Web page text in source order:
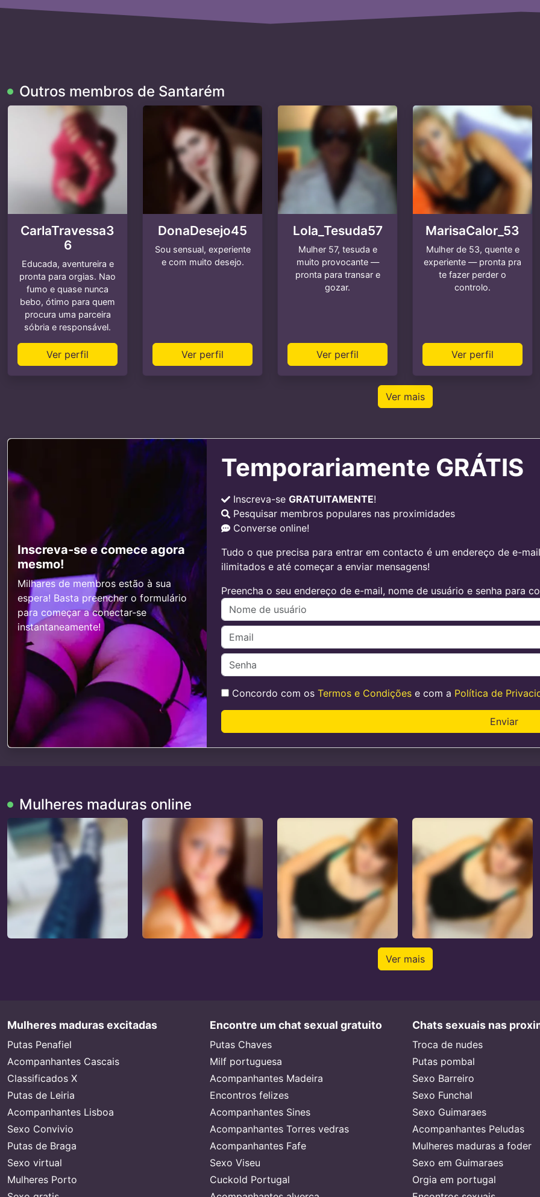
Outros membros de Santarém
CarlaTravessa3
6
Educada, aventureira e
pronta para orgias. Nao
fumo e quase nunca
bebo, ótimo para quem
procura uma parceira
sóbria e responsável.
Ver perfil
DonaDesejo45
Sou sensual, experiente
e com muito desejo.
Ver perfil
Lola_Tesuda57
Mulher 57, tesuda e
muito provocante —
pronta para transar e
gozar.
Ver perfil
MarisaCalor_53
Mulher de 53, quente e
experiente — pronta pra
te fazer perder o
controlo.
Ver perfil
Ver mais
Inscreva-se e comece agora
mesmo!
Milhares de membros estão à sua
espera! Basta preencher o formulário
para começar a conectar-se
instantaneamente!
Temporariamente GRÁTIS
Inscreva-se GRATUITAMENTE!
Pesquisar membros populares nas proximidades
Converse online!
Tudo o que precisa para entrar em contacto é um endereço de e-
ilimitados e até começar a enviar mensagens!
Preencha o seu endereço de e-mail, nome de usuário e senha para
Concordo com os Termos e Condiçõese com a Política de
Enviar
Mulheres maduras online
Ver mais
Mulheres maduras excitadas
Putas Penafiel
Acompanhantes Cascais
Classificados X
Putas de Leiria
Acompanhantes Lisboa
Sexo Convivio
Putas de Braga
Sexo virtual
Mulheres Porto
Encontre um chat sexual gratuito
Putas Chaves
Milf portuguesa
Acompanhantes Madeira
Encontros felizes
Acompanhantes Sines
Acompanhantes Torres vedras
Acompanhantes Fafe
Sexo Viseu
Cuckold Portugal
Chats sexuais nas
Troca de nudes
Putas pombal
Sexo Barreiro
Sexo Funchal
Sexo Guimaraes
Acompanhantes Peludas
Mulheres maduras a foder
Sexo em Guimaraes
Orgia em portugal